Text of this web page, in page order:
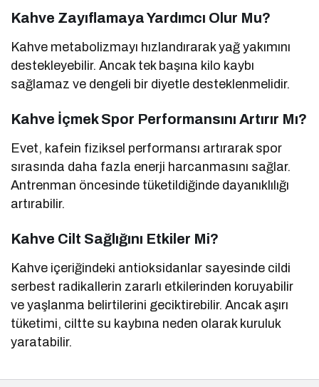
Kahve Zayıflamaya Yardımcı Olur Mu?
Kahve metabolizmayı hızlandırarak yağ yakımını
destekleyebilir. Ancak tek başına kilo kaybı
sağlamaz ve dengeli bir diyetle desteklenmelidir.
Kahve İçmek Spor Performansını Artırır Mı?
Evet, kafein fiziksel performansı artırarak spor
sırasında daha fazla enerji harcanmasını sağlar.
Antrenman öncesinde tüketildiğinde dayanıklılığı
artırabilir.
Kahve Cilt Sağlığını Etkiler Mi?
Kahve içeriğindeki antioksidanlar sayesinde cildi
serbest radikallerin zararlı etkilerinden koruyabilir
ve yaşlanma belirtilerini geciktirebilir. Ancak aşırı
tüketimi, ciltte su kaybına neden olarak kuruluk
yaratabilir.